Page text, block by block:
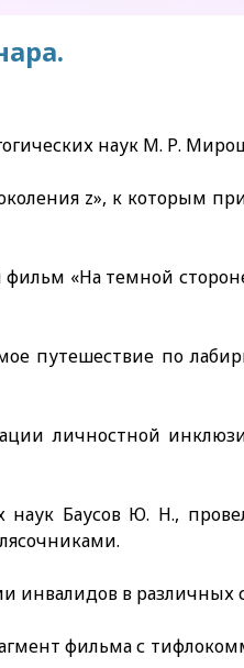
наук М. Р.
z», к которым
фильм «На темной
путешествие по
личностной
Баусов Ю. Н.,
инвалидов в различных
фильма с